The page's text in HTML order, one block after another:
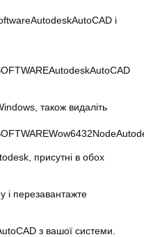
і
також видаліть
присутні в обох
і перезавантажте
з вашої системи.